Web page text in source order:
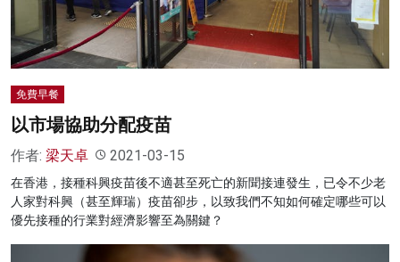
免費早餐
以市場協助分配疫苗
作者: 梁天卓 2021-03-15
在香港，接種科興疫苗後不適甚至死亡的新聞接連發生，已令不少老
人家對科興（甚至輝瑞）疫苗卻步，以致我們不知如何確定哪些可以
優先接種的行業對經濟影響至為關鍵？